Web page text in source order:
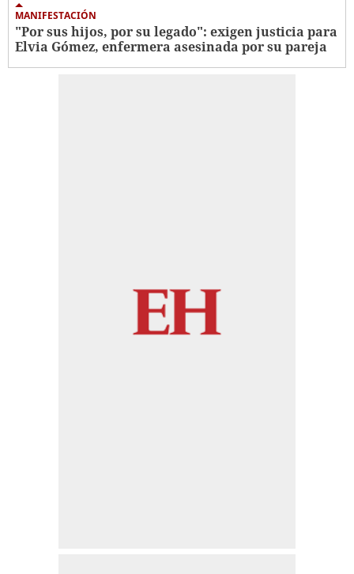
MANIFESTACIÓN
"Por sus hijos, por su legado": exigen justicia para
Elvia Gómez, enfermera asesinada por su pareja